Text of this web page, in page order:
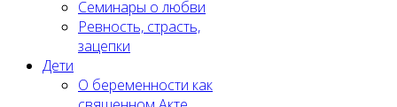
Семинары о любви
Ревность, страсть,
зацепки
Дети
О беременности как